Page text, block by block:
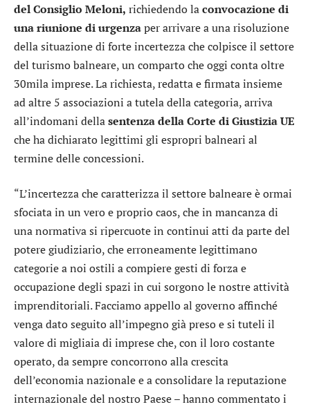
del Consiglio Meloni, richiedendo laconvocazione di
una riunione di urgenzaper arrivare a una risoluzione
della situazione di forte incertezza che colpisce il settore
del turismo balneare, un comparto che oggi conta oltre
30mila imprese. La richiesta, redatta e firmata insieme
ad altre 5 associazioni a tutela della categoria, arriva
all’indomani dellasentenza della Corte di Giustizia UE
che ha dichiarato legittimi gli espropri balneari al
termine delle concessioni.
“L’incertezza che caratterizza il settore balneare è ormai
sfociata in un vero e proprio caos, che in mancanza di
una normativa si ripercuote in continui atti da parte del
potere giudiziario, che erroneamente legittimano
categorie a noi ostili a compiere gesti di forza e
occupazione degli spazi in cui sorgono le nostre attività
imprenditoriali. Facciamo appello al governo affinché
venga dato seguito all’impegno già preso e si tuteli il
valore di migliaia di imprese che, con il loro costante
operato, da sempre concorrono alla crescita
dell’economia nazionale e a consolidare la reputazione
internazionale del nostro Paese – hanno commentato i